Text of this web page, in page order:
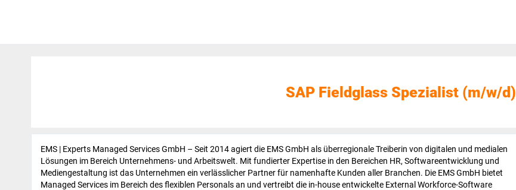
SAP Fieldglass Spezialist (m/w/d)
EMS | Experts Managed Services GmbH – Seit 2014 agiert die EMS GmbH als überregionale Treiberin von digitalen und medialen
Lösungen im Bereich Unternehmens- und Arbeitswelt. Mit fundierter Expertise in den Bereichen HR, Softwareentwicklung und
Mediengestaltung ist das Unternehmen ein verlässlicher Partner für namenhafte Kunden aller Branchen. Die EMS GmbH bietet
Managed Services im Bereich des flexiblen Personals an und vertreibt die in-house entwickelte External Workforce-Software